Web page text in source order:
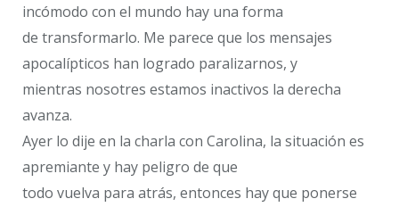
incómodo con el mundo hay una forma
de transformarlo. Me parece que los mensajes
apocalípticos han logrado paralizarnos, y
mientras nosotres estamos inactivos la derecha
avanza.
Ayer lo dije en la charla con Carolina, la situación es
apremiante y hay peligro de que
todo vuelva para atrás, entonces hay que ponerse